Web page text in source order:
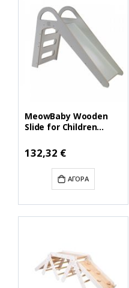
MeowBaby Wooden
Slide for Children
(ZS002IE) (MEBZS002IE)
132,32 €
ΑΓΟΡΆ